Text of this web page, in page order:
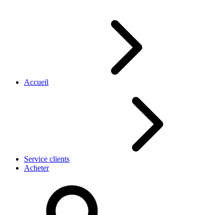
Accueil
Service clients
Acheter